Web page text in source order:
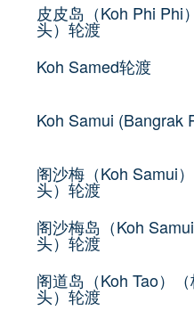
皮皮岛（Koh Phi Phi
头）轮渡
Koh Samed轮渡
Koh Samui (Bangrak
阁沙梅（Koh Samui
头）轮渡
阁沙梅岛（Koh
头）轮渡
阁道岛（Koh Tao）
头）轮渡